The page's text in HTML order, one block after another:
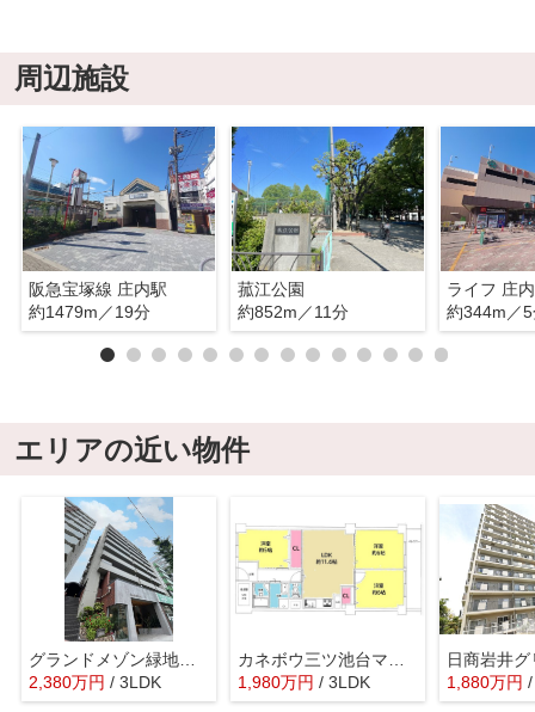
周辺施設
阪急宝塚線 庄内駅
約1479m／19分
菰江公園
約852m／11分
ライフ 庄
約344m／
エリアの近い物件
グランドメゾン緑地公園
2,380万円 / 3LDK
1,980万円 / 3LDK 1,880万円